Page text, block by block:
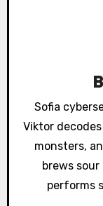
o
n
Sofia
Viktor
monsters,
brews
performs